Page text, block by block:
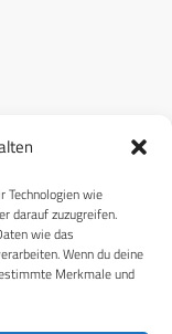
Technologien wie
darauf zuzugreifen.
wie das
Wenn du deine
Merkmale und